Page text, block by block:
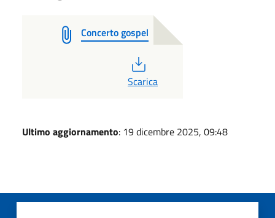
Concerto gospel
PDF
Scarica
Ultimo aggiornamento: 19 dicembre 2025, 09:48